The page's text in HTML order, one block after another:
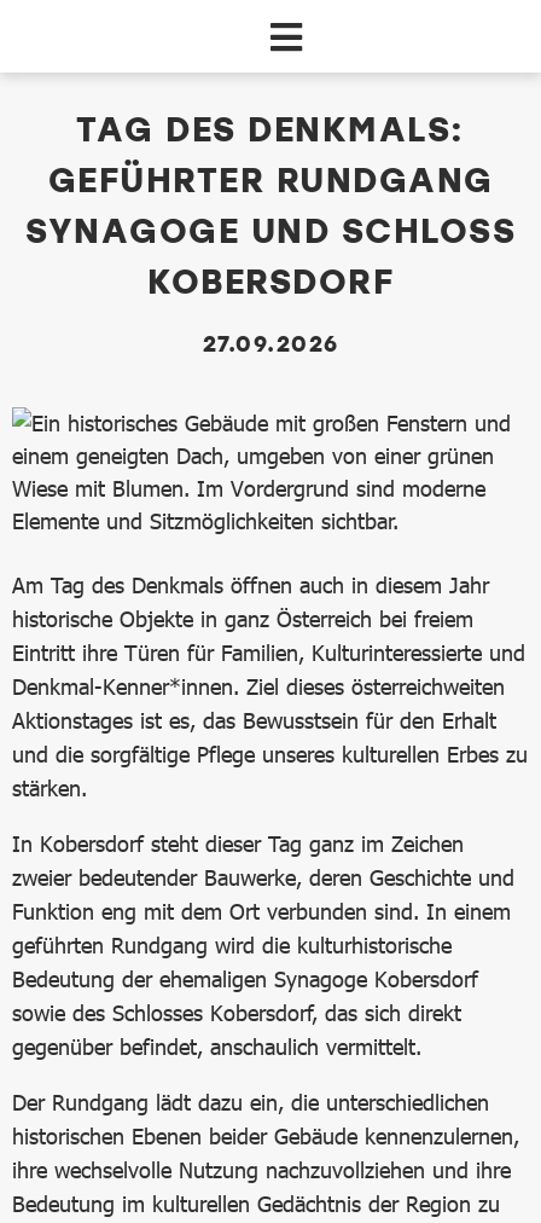
TAG DES DENKMALS:
GEFÜHRTER RUNDGANG
SYNAGOGE UND SCHLOSS
KOBERSDORF
27.09.2026
Am Tag des Denkmals öffnen auch in diesem Jahr
historische Objekte in ganz Österreich bei freiem
Eintritt ihre Türen für Familien, Kulturinteressierte und
Denkmal-Kenner*innen. Ziel dieses österreichweiten
Aktionstages ist es, das Bewusstsein für den Erhalt
und die sorgfältige Pflege unseres kulturellen Erbes zu
stärken.
In Kobersdorf steht dieser Tag ganz im Zeichen
zweier bedeutender Bauwerke, deren Geschichte und
Funktion eng mit dem Ort verbunden sind. In einem
geführten Rundgang wird die kulturhistorische
Bedeutung der ehemaligen Synagoge Kobersdorf
sowie des Schlosses Kobersdorf, das sich direkt
gegenüber befindet, anschaulich vermittelt.
Der Rundgang lädt dazu ein, die unterschiedlichen
historischen Ebenen beider Gebäude kennenzulernen,
ihre wechselvolle Nutzung nachzuvollziehen und ihre
Bedeutung im kulturellen Gedächtnis der Region zu